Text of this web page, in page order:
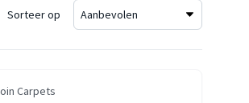
Sorteer op
Carpets